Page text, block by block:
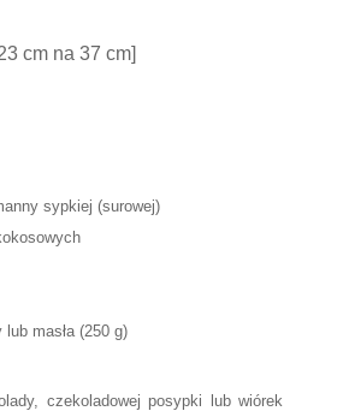
cm na 37 cm]
sypkiej (surowej)
masła (250 g)
czekoladowej posypki lub wiórek